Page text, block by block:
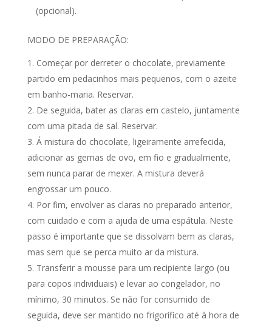
(opcional).
MODO DE PREPARAÇÃO:
Começar por derreter o chocolate, previamente
partido em pedacinhos mais pequenos, com o azeite
em banho-maria. Reservar.
De seguida, bater as claras em castelo, juntamente
com uma pitada de sal. Reservar.
Á mistura do chocolate, ligeiramente arrefecida,
adicionar as gemas de ovo, em fio e gradualmente,
sem nunca parar de mexer. A mistura deverá
engrossar um pouco.
Por fim, envolver as claras no preparado anterior,
com cuidado e com a ajuda de uma espátula. Neste
passo é importante que se dissolvam bem as claras,
mas sem que se perca muito ar da mistura.
Transferir a mousse para um recipiente largo (ou
para copos individuais) e levar ao congelador, no
mínimo, 30 minutos. Se não for consumido de
seguida, deve ser mantido no frigorífico até à hora de